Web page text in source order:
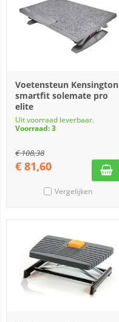
Voetensteun Kensington
smartfit solemate pro
elite
Uit voorraad leverbaar.
Voorraad: 3
€108,38
€ 81,60
Vergelijken